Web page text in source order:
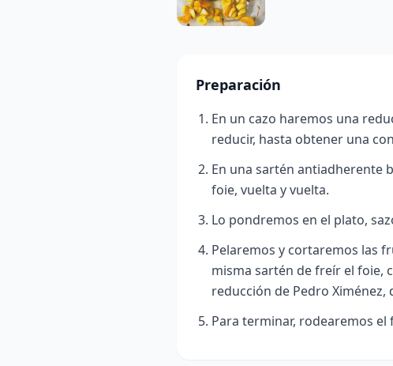
Preparación
En un cazo haremos una
reducir, hasta obtener una
En una sartén antiadherente
foie, vuelta y vuelta.
Lo pondremos en el plato,
Pelaremos y cortaremos las
misma sartén de freír el foie,
reducción de Pedro
Para terminar, rodearemos